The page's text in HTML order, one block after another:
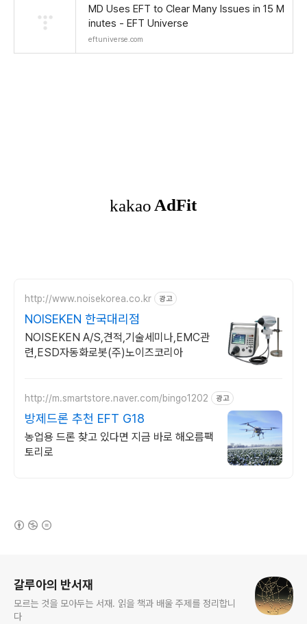
MD Uses EFT to Clear Many Issues in 15 M
inutes - EFT Universe
eftuniverse.com
http://www.noisekorea.co.kr 광고
NOISEKEN 한국대리점
NOISEKEN A/S,견적,기술세미나,EMC관
련,ESD자동화로봇(주)노이즈코리아
http://m.smartstore.naver.com/bingo1202 광고
방제드론 추천 EFT G18
농업용 드론 찾고 있다면 지금 바로 해오름팩
토리로
갈루아의 반서재
모르는 것을 모아두는 서재. 읽을 책과 배울 주제를 정리합니
다